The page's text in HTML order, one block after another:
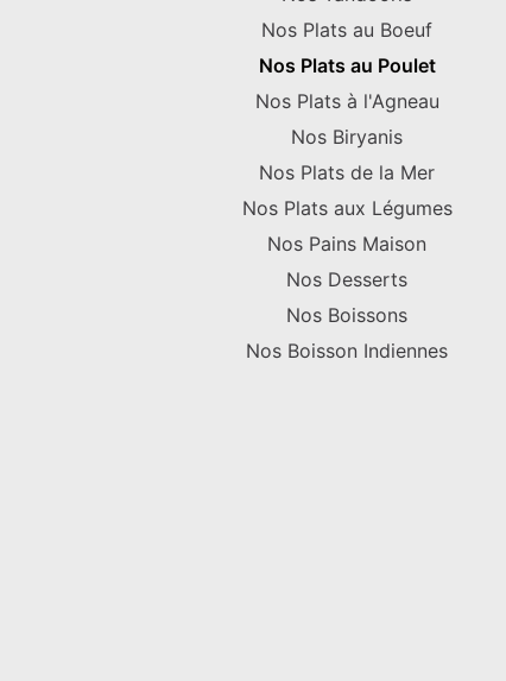
Nos Plats au Boeuf
Nos Plats au Poulet
Nos Plats à l'Agneau
Nos Biryanis
Nos Plats de la Mer
Nos Plats aux Légumes
Nos Pains Maison
Nos Desserts
Nos Boissons
Nos Boisson Indiennes